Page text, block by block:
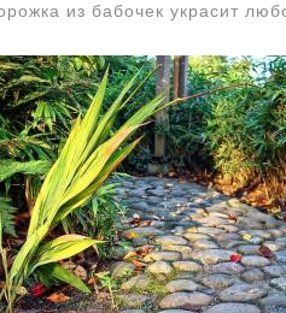
из бабочек украсит